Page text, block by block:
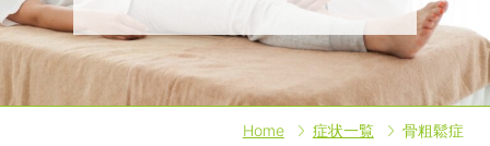
Home 症状一覧 骨粗鬆症